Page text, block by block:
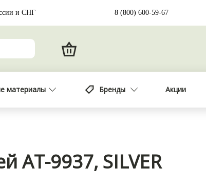
АТ-9937, SILVER
и СНГ 8 (800) 600-59-67
материалы Бренды Акции